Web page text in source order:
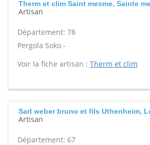
Therm et clim Saint mesme, Sainte
Artisan
Département: 78
Pergola Soko -
Voir la fiche artisan : Therm et clim
Sarl weber bruno et fils Uthenheim,
Artisan
Département: 67